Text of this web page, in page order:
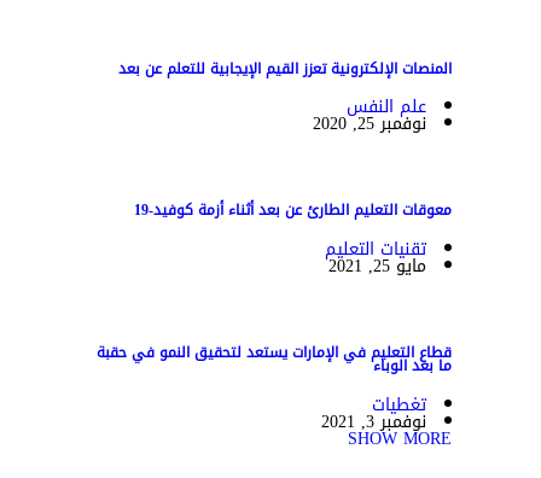
المنصات الإلكترونية تعزز القيم الإيجابية للتعلم عن بعد
علم النفس
نوفمبر 25, 2020
معوقات التعليم الطارئ عن بعد أثناء أزمة كوفيد-19
تقنيات التعليم
مايو 25, 2021
قطاع التعليم في الإمارات يستعد لتحقيق النمو في حقبة
ما بعد الوباء
تغطيات
نوفمبر 3, 2021
SHOW MORE